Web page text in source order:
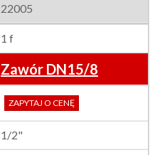
22005
1 f
Zawór DN15/8
ZAPYTAJ O CENĘ
1/2"